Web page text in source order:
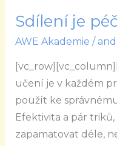
Sdílení je
AWE Akademie /
učení je v každém
použít ke
Efektivita a pár
zapamatovat déle,
Sdílení
je